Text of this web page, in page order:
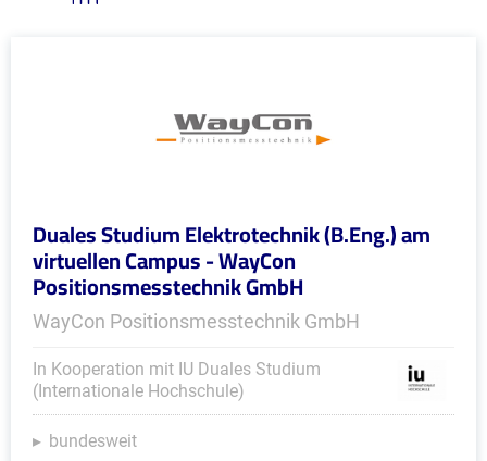
Duales Studium Elektrotechnik (B.Eng.) am
virtuellen Campus - WayCon
Positionsmesstechnik GmbH
WayCon Positionsmesstechnik GmbH
In Kooperation mit IU Duales Studium
(Internationale Hochschule)
bundesweit